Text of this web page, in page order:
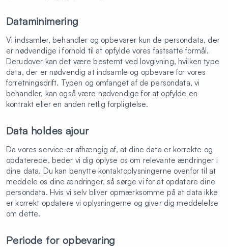
Dataminimering
Vi indsamler, behandler og opbevarer kun de persondata, der
er nødvendige i forhold til at opfylde vores fastsatte formål.
Derudover kan det være bestemt ved lovgivning, hvilken type
data, der er nødvendig at indsamle og opbevare for vores
forretningsdrift. Typen og omfanget af de persondata, vi
behandler, kan også være nødvendige for at opfylde en
kontrakt eller en anden retlig forpligtelse.
Data holdes ajour
Da vores service er afhængig af, at dine data er korrekte og
opdaterede, beder vi dig oplyse os om relevante ændringer i
dine data. Du kan benytte kontaktoplysningerne ovenfor til at
meddele os dine ændringer, så sørge vi for at opdatere dine
persondata. Hvis vi selv bliver opmærksomme på at data ikke
er korrekt opdatere vi oplysningerne og giver dig meddelelse
om dette.
Periode for opbevaring